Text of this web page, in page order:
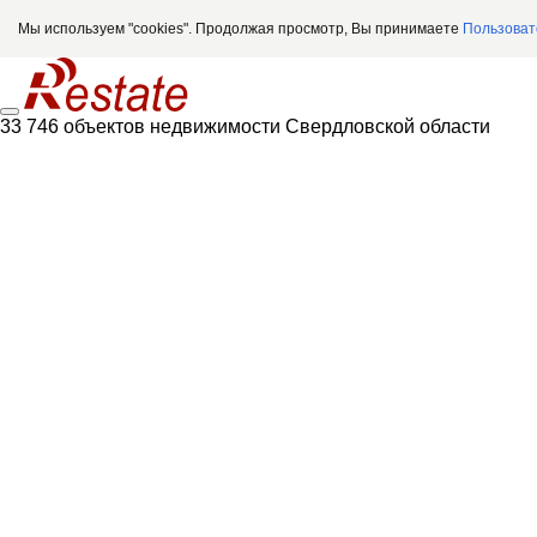
Мы используем "cookies". Продолжая просмотр, Вы принимаете
33 746 объектов недвижимости Свердловской области